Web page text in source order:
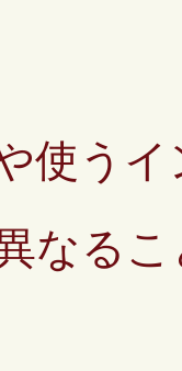
使う
なる